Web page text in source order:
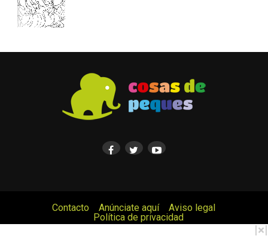
|×|
Contacto Anúnciate aquí
Aviso legal
Política de privacidad
© Cosas de Peques. Todos los derechos reservados.